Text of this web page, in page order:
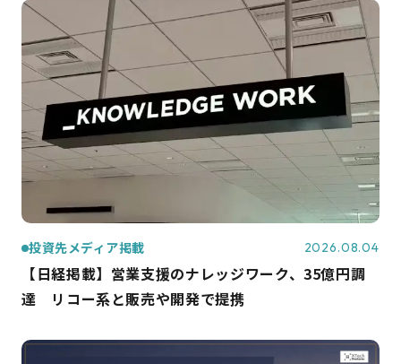
投資先メディア掲載 2026.08.04
【日経掲載】営業支援のナレッジワーク、35億円調
達 リコー系と販売や開発で提携